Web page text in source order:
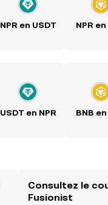
NPR en USDT NPR en
USDT en NPR BNB en
Consultez le
Fusionist